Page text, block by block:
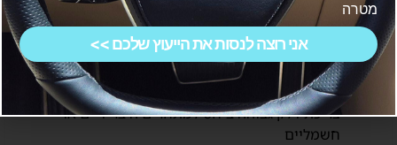
מערכות בטיחות מתקדמות וסטנדרט טכנולוגי מודרני
חסרונות
צריכת דלק גבוהה ביחס למתחרים היברידיים או
חשמליים
מטרה
אני רוצה לנסות את הייעוץ שלכם >>